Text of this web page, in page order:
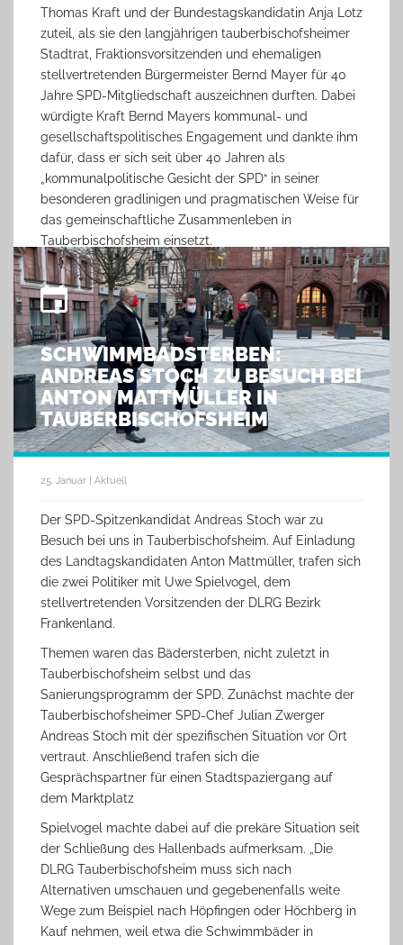
Thomas Kraft und der Bundestagskandidatin Anja Lotz
zuteil, als sie den langjährigen tauberbischofsheimer
Stadtrat, Fraktionsvorsitzenden und ehemaligen
stellvertretenden Bürgermeister Bernd Mayer für 40
Jahre SPD-Mitgliedschaft auszeichnen durften. Dabei
würdigte Kraft Bernd Mayers kommunal- und
gesellschaftspolitisches Engagement und dankte ihm
dafür, dass er sich seit über 40 Jahren als
„kommunalpolitische Gesicht der SPD“ in seiner
besonderen gradlinigen und pragmatischen Weise für
das gemeinschaftliche Zusammenleben in
Tauberbischofsheim einsetzt.
SCHWIMMBADSTERBEN:
ANDREAS STOCH ZU BESUCH BEI
ANTON MATTMÜLLER IN
TAUBERBISCHOFSHEIM
25. Januar | Aktuell
Der SPD-Spitzenkandidat Andreas Stoch war zu
Besuch bei uns in Tauberbischofsheim. Auf Einladung
des Landtagskandidaten Anton Mattmüller, trafen sich
die zwei Politiker mit Uwe Spielvogel, dem
stellvertretenden Vorsitzenden der DLRG Bezirk
Frankenland.
Themen waren das Bädersterben, nicht zuletzt in
Tauberbischofsheim selbst und das
Sanierungsprogramm der SPD. Zunächst machte der
Tauberbischofsheimer SPD-Chef Julian Zwerger
Andreas Stoch mit der spezifischen Situation vor Ort
vertraut. Anschließend trafen sich die
Gesprächspartner für einen Stadtspaziergang auf
dem Marktplatz
Spielvogel machte dabei auf die prekäre Situation seit
der Schließung des Hallenbads aufmerksam. „Die
DLRG Tauberbischofsheim muss sich nach
Alternativen umschauen und gegebenenfalls weite
Wege zum Beispiel nach Höpfingen oder Höchberg in
Kauf nehmen, weil etwa die Schwimmbäder in